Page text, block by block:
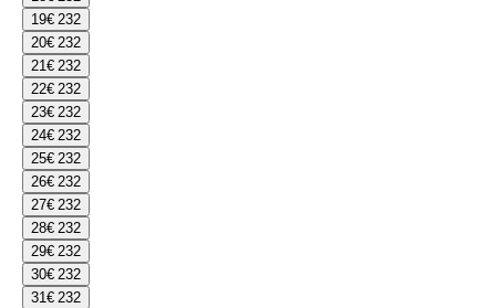
19€ 232
20€ 232
21€ 232
22€ 232
23€ 232
24€ 232
25€ 232
26€ 232
27€ 232
28€ 232
29€ 232
30€ 232
31€ 232